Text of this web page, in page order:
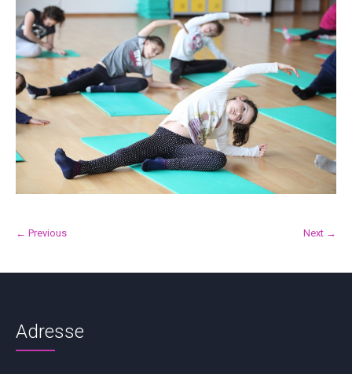
← Previous Next →
Adresse